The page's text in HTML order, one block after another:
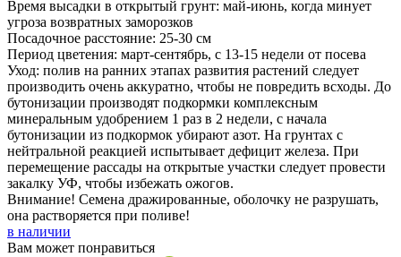
Время высадки в открытый грунт: май-июнь, когда минует
угроза возвратных заморозков
Посадочное расстояние: 25-30 см
Период цветения: март-сентябрь, с 13-15 недели от посева
Уход: полив на ранних этапах развития растений следует
производить очень аккуратно, чтобы не повредить всходы. До
бутонизации производят подкормки комплексным
минеральным удобрением 1 раз в 2 недели, с начала
бутонизации из подкормок убирают азот. На грунтах с
нейтральной реакцией испытывает дефицит железа. При
перемещение рассады на открытые участки следует провести
закалку УФ, чтобы избежать ожогов.
Внимание! Семена дражированные, оболочку не разрушать,
она растворяется при поливе!
в наличии
Вам может понравиться